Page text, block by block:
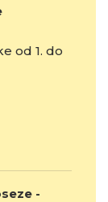
od 1. do
-